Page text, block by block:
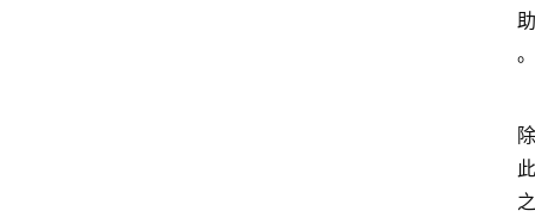
助
。
除
此
之